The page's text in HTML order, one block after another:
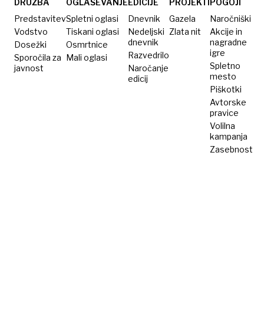
DRUŽBA
Predstavitev
Vodstvo
Dosežki
Sporočila za
javnost
OGLAŠEVANJE
Spletni oglasi
Tiskani oglasi
Osmrtnice
Mali oglasi
EDICIJE
Dnevnik
Nedeljski
dnevnik
Razvedrilo
Naročanje
edicij
PROJEKTI
Gazela
Zlata nit
POGOJI
Naročniški
Akcije in
nagradne
igre
Spletno
mesto
Piškotki
Avtorske
pravice
Volilna
kampanja
Zasebnost